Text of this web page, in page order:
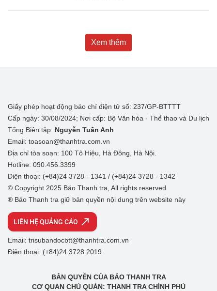
Xem thêm
Giấy phép hoạt động báo chí điện tử số: 237/GP-BTTTT
Cấp ngày: 30/08/2024; Nơi cấp: Bộ Văn hóa - Thể thao và Du lịch
Tổng Biên tập: Nguyễn Tuấn Anh
Email: toasoan@thanhtra.com.vn
Địa chỉ tòa soạn: 100 Tô Hiệu, Hà Đông, Hà Nội.
Hotline: 090.456.3399
Điện thoại: (+84)24 3728 - 1341 / (+84)24 3728 - 1342
© Copyright 2025 Báo Thanh tra, All rights reserved
® Báo Thanh tra giữ bản quyền nội dung trên website này
LIÊN HỆ QUẢNG CÁO
Email: trisubandocbtt@thanhtra.com.vn
Điện thoại: (+84)24 3728 2019
BẢN QUYỀN CỦA BÁO THANH TRA
CƠ QUAN CHỦ QUẢN: THANH TRA CHÍNH PHỦ